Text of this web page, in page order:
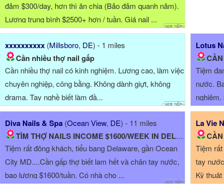
đảm $300/day, hơn thì ăn chia (Bảo đảm quanh năm).
Lương trung bình $2500+ hơn / tuần. Giá nail ...
xxxxxxxxxx (Millsboro, DE) - 1 miles
Cần nhiều thợ nail gấp
Cần nhiều thợ nail có kinh nghiệm. Lương cao, làm việc
chuyên nghiệp, công bằng. Không dành giựt, không
drama. Tay nghề biết làm đầ...
Lotus
Tiệm
nước.
Diva Nails & Spa (Ocean View, DE) - 11 miles
TÌM THỢ NAILS INCOME $1600/WEEK IN DELAWARE
Tiệm rất đông khách, tiểu bang Delaware, gần Ocean
City MD....Cần gấp thợ biết lam hết và chân tay nước,
bao lương $1600/tuần. Có nhà cho ...
La Vie
Tiệm
tay
Kỹ